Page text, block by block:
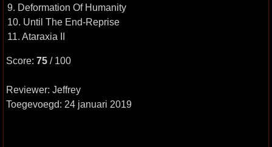
9. Deformation Of Humanity
10. Until The End-Reprise
11. Ataraxia II
Score: 75 / 100
Reviewer: Jeffrey
Toegevoegd: 24 januari 2019